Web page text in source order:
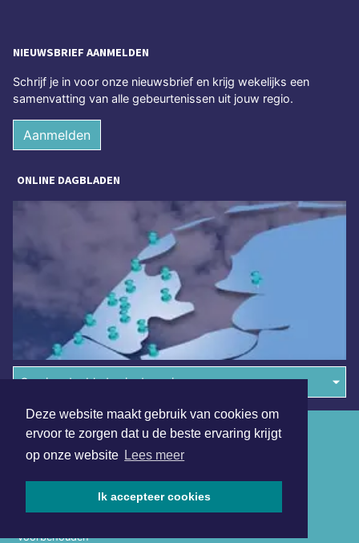
Deze website maakt gebruik van cookies om
ervoor te zorgen dat u de beste ervaring krijgt
op onze website Lees meer
Ik accepteer cookies
NIEUWSBRIEF AANMELDEN
Schrijf je in voor onze nieuwsbrief en krijg wekelijks een
samenvatting van alle gebeurtenissen uit jouw regio.
Aanmelden
ONLINE DAGBLADEN
Overige dagbladen in de regio
voorbehouden
Algemene voorwaarden
Disclaimer